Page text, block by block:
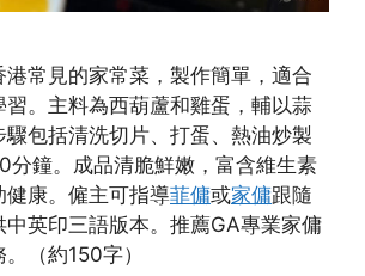
常見的家常菜，製作簡單，適合
習。主料為西葫蘆和雞蛋，輔以蒜
驟包括清洗切片、打蛋、熱油炒製
分鐘。成品清脆鮮嫩，富含維生素
健康。僱主可指導菲傭或家傭跟隨
中英印三語版本。推薦GA專業家傭
。（約150字）